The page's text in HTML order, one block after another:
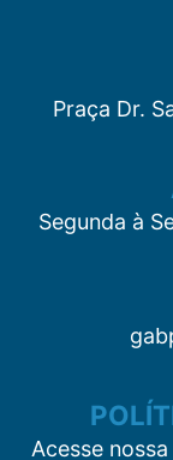
Praça Dr.
Segunda à
Acesse